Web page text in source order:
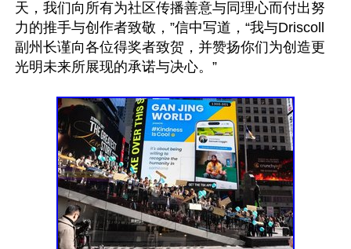
天，我们向所有为社区传播善意与同理心而付出努
力的推手与创作者致敬，”信中写道，“我与Driscoll
副州长谨向各位得奖者致贺，并赞扬你们为创造更
光明未来所展现的承诺与决心。”